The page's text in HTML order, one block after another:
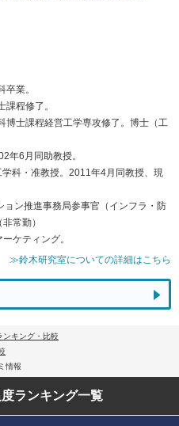
業。
程修了。
博士課程経営工学専攻修了。博士（工
年6月同助教授。
科・准教授。2011年4月同教授、現
ン推進事務局参事官（インフラ・防
常勤）
ケティング。
≫鈴木研究室についての詳細はこちら
ンキング・比較
情報
ランキング一覧